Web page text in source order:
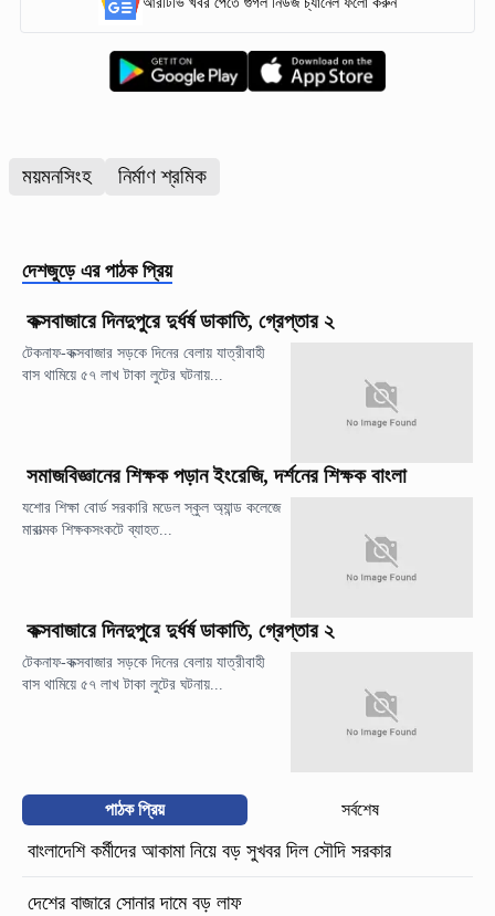
ময়মনসিংহ নির্মাণ শ্রমিক
দেশজুড়ে এর পাঠক প্রিয়
কক্সবাজারে দিনদুপুরে দুর্ধর্ষ ডাকাতি, গ্রেপ্তার ২
টেকনাফ-কক্সবাজার সড়কে দিনের বেলায় যাত্রীবাহী
বাস থামিয়ে ৫৭ লাখ টাকা লুটের ঘটনায়...
সমাজবিজ্ঞানের শিক্ষক পড়ান ইংরেজি, দর্শনের শিক্ষক বাংলা
যশোর শিক্ষা বোর্ড সরকারি মডেল স্কুল অ্যান্ড কলেজে
মারাত্মক শিক্ষকসংকটে ব্যাহত...
কক্সবাজারে দিনদুপুরে দুর্ধর্ষ ডাকাতি, গ্রেপ্তার ২
টেকনাফ-কক্সবাজার সড়কে দিনের বেলায় যাত্রীবাহী
বাস থামিয়ে ৫৭ লাখ টাকা লুটের ঘটনায়...
পাঠক প্রিয় সর্বশেষ
বাংলাদেশি কর্মীদের আকামা নিয়ে বড় সুখবর দিল সৌদি সরকার
দেশের বাজারে সোনার দামে বড় লাফ